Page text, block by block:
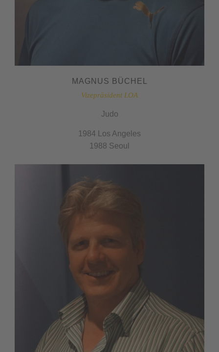
MAGNUS BÜCHEL
Vizepräsident LOA
Judo
1984 Los Angeles
1988 Seoul